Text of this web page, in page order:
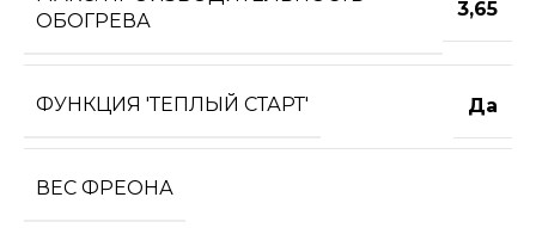
ОБОГРЕВА
3,65
ФУНКЦИЯ 'ТЕПЛЫЙ СТАРТ' Да
ВЕС ФРЕОНА